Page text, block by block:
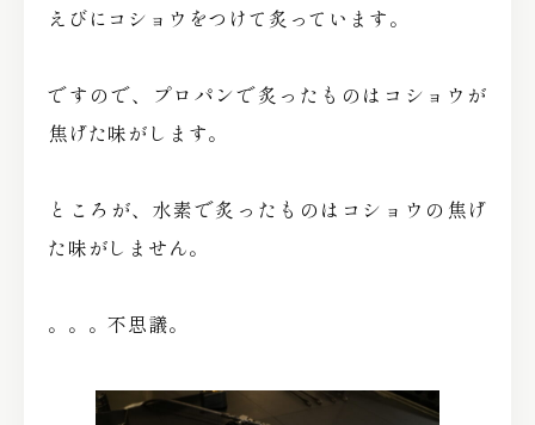
えびにコショウをつけて炙っています。
ですので、プロパンで炙ったものはコショウが
焦げた味がします。
ところが、水素で炙ったものはコショウの焦げ
た味がしません。
。。。不思議。